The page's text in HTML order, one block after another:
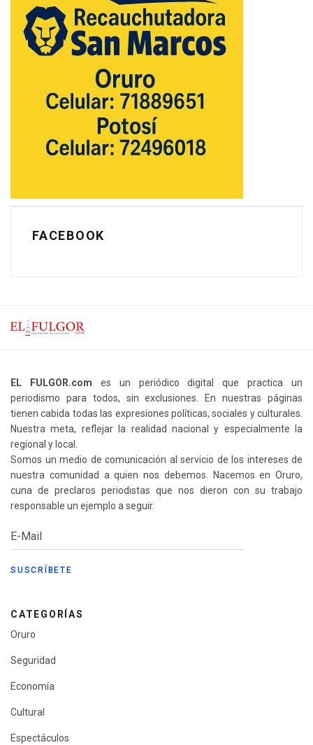
FACEBOOK
EL FULGOR.com es un periódico digital que practica un
periodismo para todos, sin exclusiones. En nuestras páginas
tienen cabida todas las expresiones políticas, sociales y culturales.
Nuestra meta, reflejar la realidad nacional y especialmente la
regional y local.
Somos un medio de comunicación al servicio de los intereses de
nuestra comunidad a quien nos debemos. Nacemos en Oruro,
cuna de preclaros periodistas que nos dieron con su trabajo
responsable un ejemplo a seguir.
CATEGORÍAS
Oruro
Seguridad
Economía
Cultural
Espectáculos